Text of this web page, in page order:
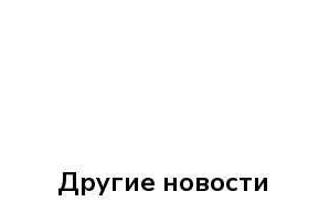
Другие новости